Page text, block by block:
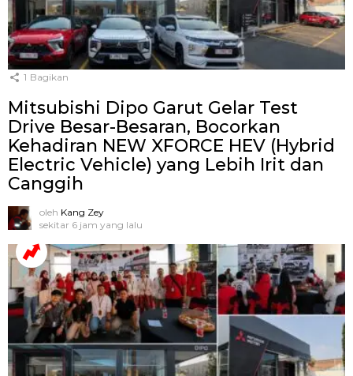
1 Bagikan
Mitsubishi Dipo Garut Gelar Test
Drive Besar-Besaran, Bocorkan
Kehadiran NEW XFORCE HEV (Hybrid
Electric Vehicle) yang Lebih Irit dan
Canggih
oleh Kang Zey
sekitar 6 jam yang lalu